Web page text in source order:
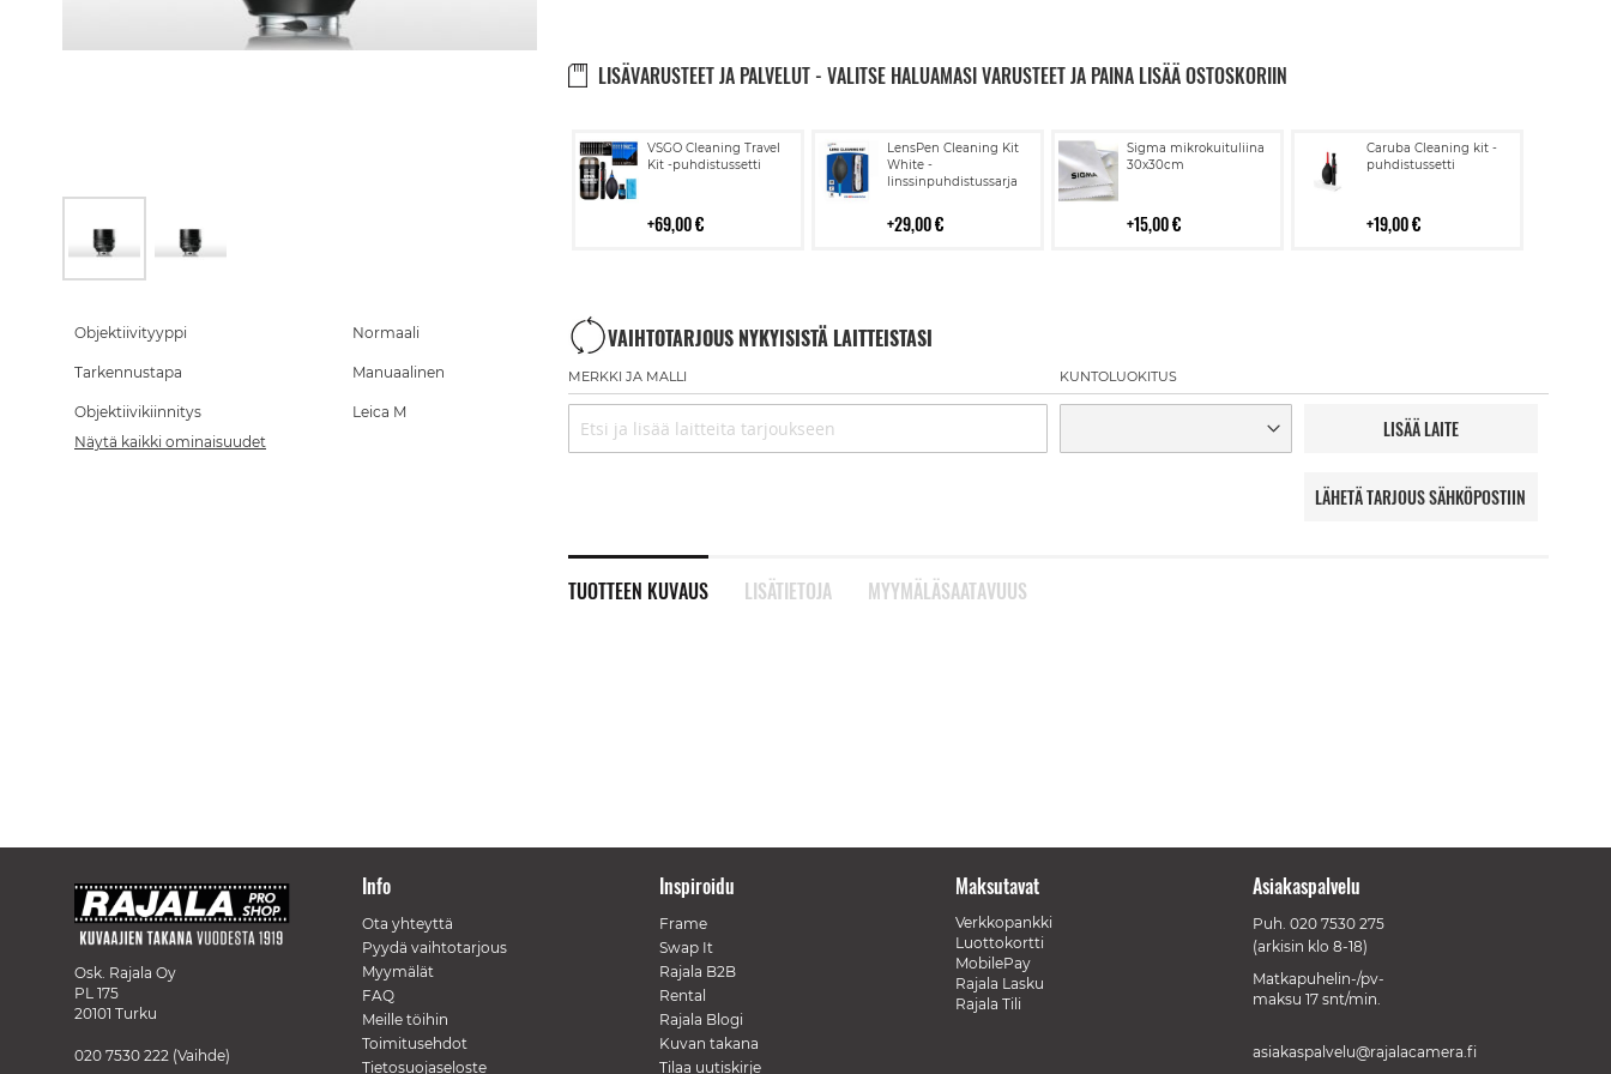
LISÄVARUSTEET JA PALVELUT - VALITSE HALUAMASI VARUSTEET JA PAINA LISÄÄ OSTOSKORIIN
VSGO Cleaning Travel
Kit -puhdistussetti
69,00 €
Lisää
ostoskoriin
LensPen Cleaning Kit
White -
linssinpuhdistussarja
29,00 €
Lisää
ostoskoriin
Sigma mikrokuituliina
30x30cm
15,00 €
Lisää
ostoskoriin
Caruba Cleaning kit -
puhdistussetti
19,00 €
Lisää
ostoskoriin
VAIHTOTARJOUS NYKYISISTÄ LAITTEISTASI
MERKKI JA MALLI KUNTOLUOKITUS
LISÄÄ LAITE
LÄHETÄ TARJOUS SÄHKÖPOSTIIN
TUOTTEEN KUVAUS LISÄTIETOJA MYYMÄLÄSAATAVUUS
the
of
images
gallery
Objektiivityyppi Normaali
Tarkennustapa Manuaalinen
Objektiivikiinnitys
Leica M
Näytä kaikki ominaisuudet
Osk. Rajala Oy
PL 175
20101 Turku
020 7530 222 (Vaihde)
Info
Ota yhteyttä
Pyydä vaihtotarjous
Myymälät
FAQ
Meille töihin
Toimitusehdot
Tietosuojaseloste
Inspiroidu
Frame
Swap It
Rajala B2B
Rental
Rajala Blogi
Kuvan takana
Tilaa uutiskirje
Maksutavat
Verkkopankki
Luottokortti
MobilePay
Rajala Lasku
Rajala Tili
Asiakaspalvelu
Puh. 020 7530 275
(arkisin klo 8-18)
Matkapuhelin-/pv-
maksu 17 snt/min.
asiakaspalvelu@rajalacamera.fi